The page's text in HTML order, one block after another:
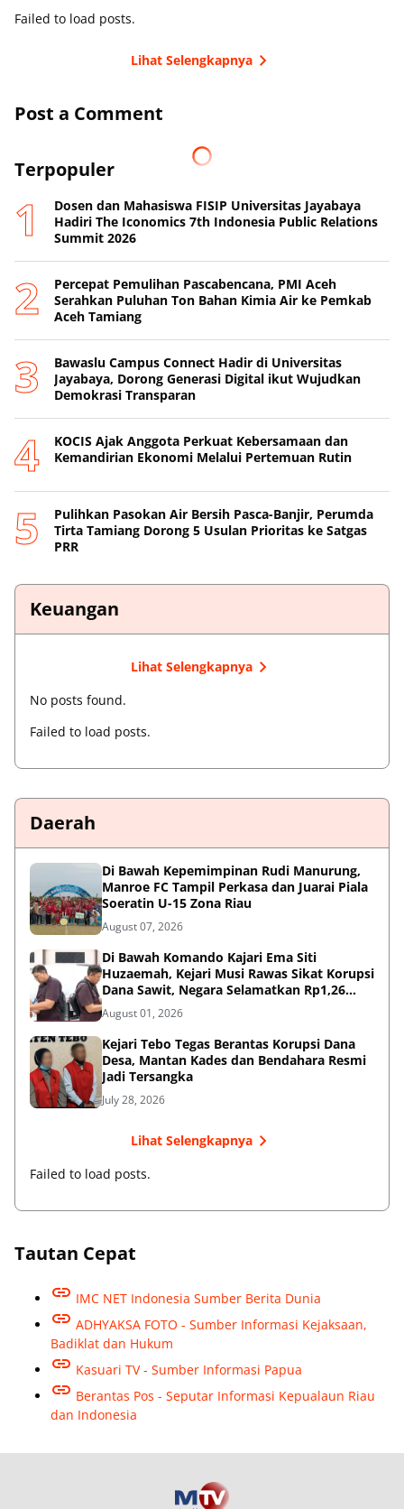
Failed to load posts.
Lihat Selengkapnya
Post a Comment
Terpopuler
Dosen dan Mahasiswa FISIP Universitas Jayabaya
Hadiri The Iconomics 7th Indonesia Public Relations
Summit 2026
Percepat Pemulihan Pascabencana, PMI Aceh
Serahkan Puluhan Ton Bahan Kimia Air ke Pemkab
Aceh Tamiang
Bawaslu Campus Connect Hadir di Universitas
Jayabaya, Dorong Generasi Digital ikut Wujudkan
Demokrasi Transparan
KOCIS Ajak Anggota Perkuat Kebersamaan dan
Kemandirian Ekonomi Melalui Pertemuan Rutin
Pulihkan Pasokan Air Bersih Pasca-Banjir, Perumda
Tirta Tamiang Dorong 5 Usulan Prioritas ke Satgas
PRR
Keuangan
Lihat Selengkapnya
No posts found.
Failed to load posts.
Daerah
Di Bawah Kepemimpinan Rudi Manurung,
Manroe FC Tampil Perkasa dan Juarai Piala
Soeratin U-15 Zona Riau
August 07, 2026
Di Bawah Komando Kajari Ema Siti
Huzaemah, Kejari Musi Rawas Sikat Korupsi
Dana Sawit, Negara Selamatkan Rp1,26
Miliar
August 01, 2026
Kejari Tebo Tegas Berantas Korupsi Dana
Desa, Mantan Kades dan Bendahara Resmi
Jadi Tersangka
July 28, 2026
Lihat Selengkapnya
Failed to load posts.
Tautan Cepat
IMC NET Indonesia Sumber Berita Dunia
ADHYAKSA FOTO - Sumber Informasi Kejaksaan,
Badiklat dan Hukum
Kasuari TV - Sumber Informasi Papua
Berantas Pos - Seputar Informasi Kepualaun Riau
dan Indonesia